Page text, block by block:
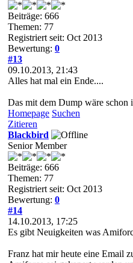
Beiträge: 666
Themen: 77
Registriert seit: Oct 2013
Bewertung: 0
#13
09.10.2013, 21:43
Alles hat mal ein Ende....
Das mit dem Dump wäre schon
Homepage Suchen
Zitieren
Blackbird
Senior Member
Beiträge: 666
Themen: 77
Registriert seit: Oct 2013
Bewertung: 0
#14
14.10.2013, 17:25
Es gibt Neuigkeiten was
Franz hat mir heute eine Email